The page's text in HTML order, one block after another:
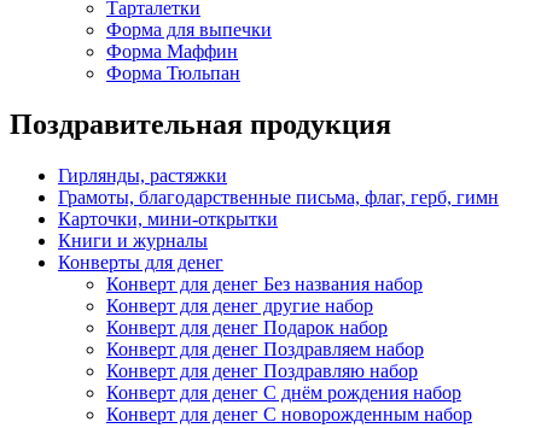
Тарталетки
Форма для выпечки
Форма Маффин
Форма Тюльпан
Поздравительная продукция
Гирлянды, растяжки
Грамоты, благодарственные письма, флаг, герб, гимн
Карточки, мини-открытки
Книги и журналы
Конверты для денег
Конверт для денег Без названия набор
Конверт для денег другие набор
Конверт для денег Подарок набор
Конверт для денег Поздравляем набор
Конверт для денег Поздравляю набор
Конверт для денег С днём рождения набор
Конверт для денег С новорожденным набор